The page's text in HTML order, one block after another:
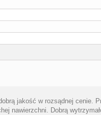
jakość w rozsądnej cenie.
nawierzchni. Dobrą